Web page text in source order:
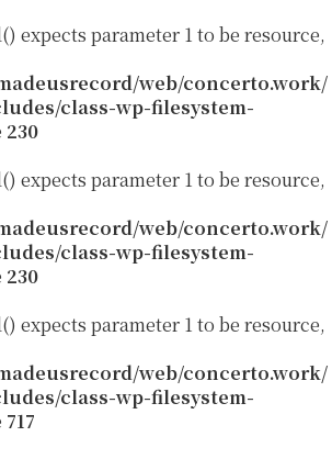
expects parameter 1 to be resource,
web/concerto.work/
class-wp-filesystem-
230
expects parameter 1 to be resource,
web/concerto.work/
class-wp-filesystem-
230
expects parameter 1 to be resource,
web/concerto.work/
class-wp-filesystem-
717